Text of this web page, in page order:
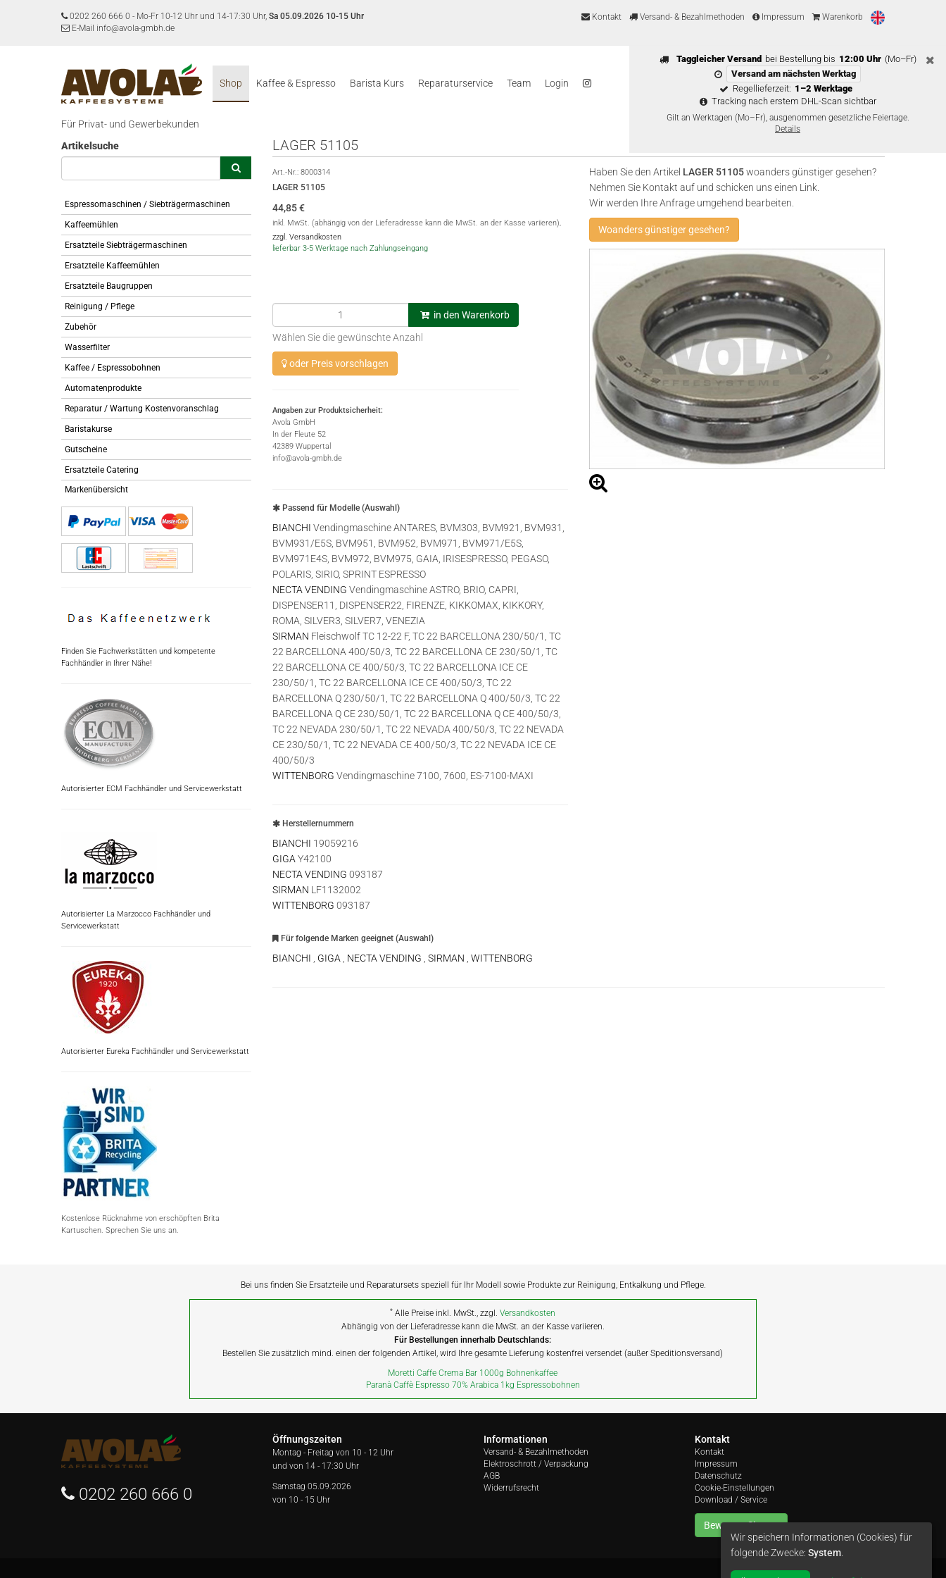
0202 260 666 0 - Mo-Fr 10-12 Uhr und 14-17:30 Uhr, Sa 05.09.2026 10-15 Uhr
E-Mail info@avola-gmbh.de
Kontakt Versand- & Bezahlmethoden Impressum Warenkorb
Taggleicher Versand bei Bestellung bis 12:00 Uhr (Mo–Fr)
Versand am nächsten Werktag
Regellieferzeit: 1–2 Werktage
Tracking nach erstem DHL-Scan sichtbar
Gilt an Werktagen (Mo–Fr), ausgenommen gesetzliche Feiertage.
Details
Shop Kaffee & Espresso Barista Kurs Reparaturservice Team Login
Für Privat- und Gewerbekunden
Artikelsuche
Espressomaschinen / Siebträgermaschinen
Kaffeemühlen
Ersatzteile Siebträgermaschinen
Ersatzteile Kaffeemühlen
Ersatzteile Baugruppen
Reinigung / Pflege
Zubehör
Wasserfilter
Kaffee / Espressobohnen
Automatenprodukte
Reparatur / Wartung Kostenvoranschlag
Baristakurse
Gutscheine
Ersatzteile Catering
Markenübersicht
Finden Sie Fachwerkstätten und kompetente
Fachhändler in Ihrer Nähe!
Autorisierter ECM Fachhändler und Servicewerkstatt
Autorisierter La Marzocco Fachhändler und
Servicewerkstatt
Autorisierter Eureka Fachhändler und Servicewerkstatt
Kostenlose Rücknahme von erschöpften Brita
Kartuschen. Sprechen Sie uns an.
LAGER 51105
Art.-Nr.: 8000314
LAGER 51105
44,85€
inkl. MwSt. (abhängig von der Lieferadresse kann die MwSt. an der Kasse variieren),
zzgl. Versandkosten
lieferbar 3-5 Werktage nach Zahlungseingang
in den Warenkorb
Wählen Sie die gewünschte Anzahl
oder Preis vorschlagen
Angaben zur Produktsicherheit:
Avola GmbH
In der Fleute 52
42389 Wuppertal
info@avola-gmbh.de
Passend für Modelle (Auswahl)
BIANCHI Vendingmaschine ANTARES, BVM303, BVM921, BVM931,
BVM931/E5S, BVM951, BVM952, BVM971, BVM971/E5S,
BVM971E4S, BVM972, BVM975, GAIA, IRISESPRESSO, PEGASO,
POLARIS, SIRIO, SPRINT ESPRESSO
NECTA VENDING Vendingmaschine ASTRO, BRIO, CAPRI,
DISPENSER11, DISPENSER22, FIRENZE, KIKKOMAX, KIKKORY,
ROMA, SILVER3, SILVER7, VENEZIA
SIRMAN Fleischwolf TC 12-22 F, TC 22 BARCELLONA 230/50/1, TC
22 BARCELLONA 400/50/3, TC 22 BARCELLONA CE 230/50/1, TC
22 BARCELLONA CE 400/50/3, TC 22 BARCELLONA ICE CE
230/50/1, TC 22 BARCELLONA ICE CE 400/50/3, TC 22
BARCELLONA Q 230/50/1, TC 22 BARCELLONA Q 400/50/3, TC 22
BARCELLONA Q CE 230/50/1, TC 22 BARCELLONA Q CE 400/50/3,
TC 22 NEVADA 230/50/1, TC 22 NEVADA 400/50/3, TC 22 NEVADA
CE 230/50/1, TC 22 NEVADA CE 400/50/3, TC 22 NEVADA ICE CE
400/50/3
WITTENBORG Vendingmaschine 7100, 7600, ES-7100-MAXI
Herstellernummern
BIANCHI 19059216
GIGA Y42100
NECTA VENDING 093187
SIRMAN LF1132002
WITTENBORG 093187
Für folgende Marken geeignet (Auswahl)
BIANCHI GIGA NECTA VENDING SIRMAN WITTENBORG
Haben Sie den Artikel LAGER 51105woanders günstiger gesehen?
Nehmen Sie Kontakt auf und schicken uns einen Link.
Wir werden Ihre Anfrage umgehend bearbeiten.
Woanders günstiger gesehen?
Bei uns finden Sie Ersatzteile und Reparatursets speziell für Ihr Modell sowie Produkte zur Reinigung, Entkalkung und Pflege.
* Alle Preise inkl. MwSt., zzgl.Versandkosten
Abhängig von der Lieferadresse kann die MwSt. an der Kasse variieren.
Für Bestellungen innerhalb Deutschlands:
Bestellen Sie zusätzlich mind. einen der folgenden Artikel, wird Ihre gesamte Lieferung kostenfrei versendet (außer Speditionsversand)
Moretti Caffe Crema Bar 1000g Bohnenkaffee
Paranà Caffè Espresso 70% Arabica 1kg Espressobohnen
0202 260 666 0
Öffnungszeiten
Montag - Freitag von 10 - 12 Uhr
und von 14 - 17:30 Uhr
Samstag 05.09.2026
von 10 - 15 Uhr
Informationen
Versand- & Bezahlmethoden
Elektroschrott / Verpackung
AGB
Widerrufsrecht
Kontakt
Kontakt
Impressum
Datenschutz
Cookie-Einstellungen
Download / Service
Bewerten Sie uns
Wir speichern Informationen (Cookies) für
folgende Zwecke: System